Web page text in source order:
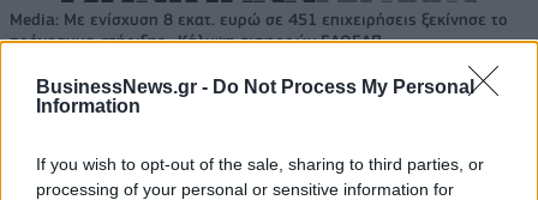
BusinessNews.gr - Do Not Process My Personal
Information
If you wish to opt-out of the sale, sharing to third parties, or
processing of your personal or sensitive information for
Media: Με ενίσχυση 8 εκατ. ευρώ σε 451 επιχειρήσεις ξεκίνησε το
πρόγραμμα στήριξης- Κάλυψη εισφορών ΕΔΟΕΑΠ
μπαταριών για τα υβριδικά της
ευρωπαϊκή
αυτοκινητοβιομηχανία